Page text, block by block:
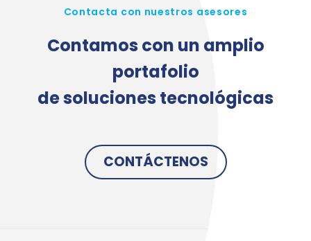
Contacta con nuestros asesores
Contamos con un amplio
portafolio
de soluciones tecnológicas
CONTÁCTENOS